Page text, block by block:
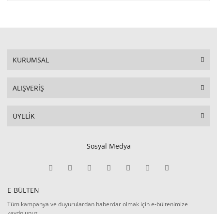
KURUMSAL
ALIŞVERİŞ
ÜYELİK
Sosyal Medya
E-BÜLTEN
Tüm kampanya ve duyurulardan haberdar olmak için e-bültenimize